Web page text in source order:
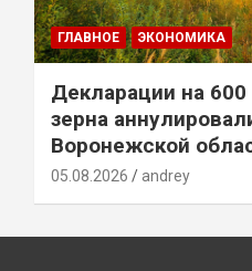
ГЛАВНОЕ ЭКОНОМИКА
Декларации на 600
зерна
Воронежской
05.08.2026 andrey